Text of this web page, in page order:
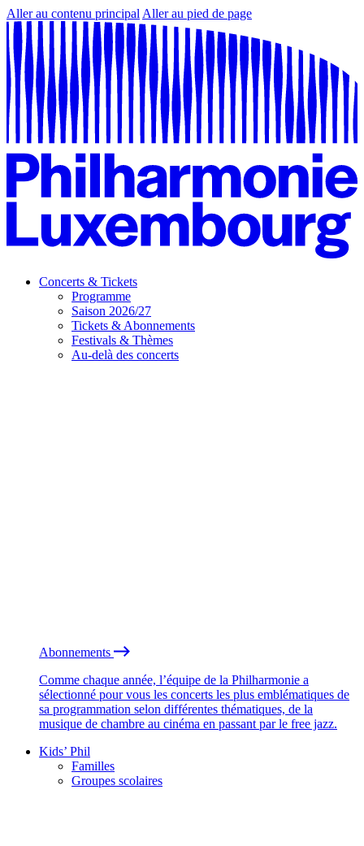
Aller au contenu principal Aller au pied de page
Concerts & Tickets
Programme
Saison 2026/27
Tickets & Abonnements
Festivals & Thèmes
Au-delà des concerts
Abonnements
Comme chaque année, l’équipe de la Philharmonie a
sélectionné pour vous les concerts les plus emblématiques de
sa programmation selon différentes thématiques, de la
musique de chambre au cinéma en passant par le free jazz.
Kids’ Phil
Familles
Groupes scolaires